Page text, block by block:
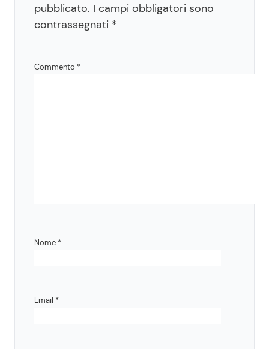
pubblicato. I campi obbligatori sono
contrassegnati *
Commento *
Nome *
Email *